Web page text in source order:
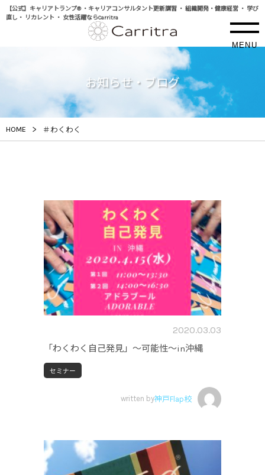
【公式】キャリアトランプ® ・キャリアコンサルタント更新講習 ・ 組織開発・健康経営 ・ 学び
直し・ リカレント ・ 女性活躍ならCarritra
MENU
お知らせ・ブログ
HOME > ＃わくわく
2020.03.03
「わくわく自己発見」～可能性～in沖縄
セミナー
written by神戸Flap校